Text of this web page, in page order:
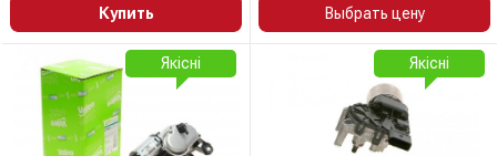
Купить Выбрать цену
Якісні Якісні